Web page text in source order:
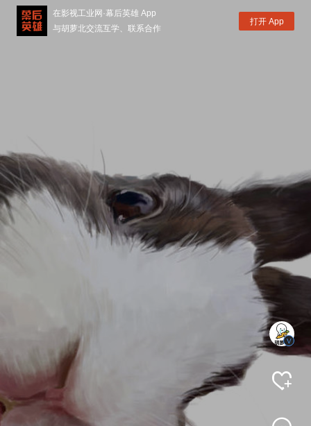
在影视工业网·幕后英雄 App
与胡萝北交流互学、联系合作
打开 App
V